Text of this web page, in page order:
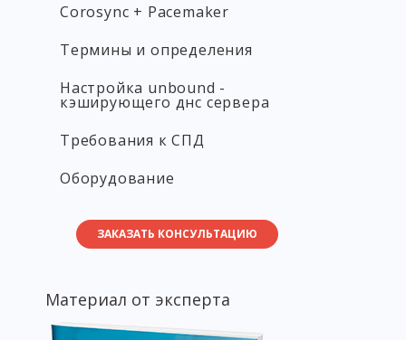
Corosync + Pacemaker
Термины и определения
Настройка unbound -
кэширующего днс сервера
Требования к СПД
Оборудование
ЗАКАЗАТЬ КОНСУЛЬТАЦИЮ
Материал от эксперта